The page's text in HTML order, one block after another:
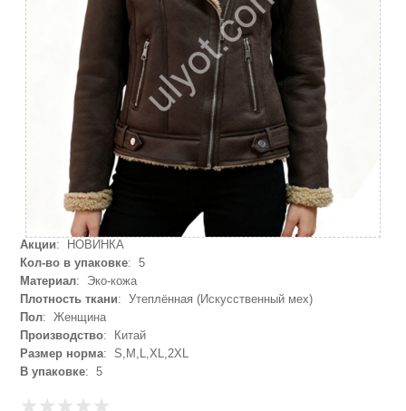
Акции: НОВИНКА
Кол-во в упаковке: 5
Материал: Эко-кожа
Плотность ткани: Утеплённая (Искусственный мех)
Пол: Женщина
Производство: Китай
Размер норма: S,M,L,XL,2XL
В упаковке: 5